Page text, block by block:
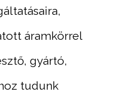
áramkörrel
gyártó,
tudunk